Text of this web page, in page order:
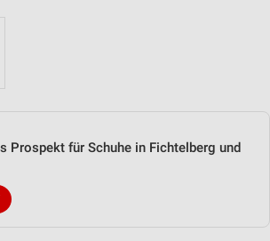
Prospekt für Schuhe in Fichtelberg und